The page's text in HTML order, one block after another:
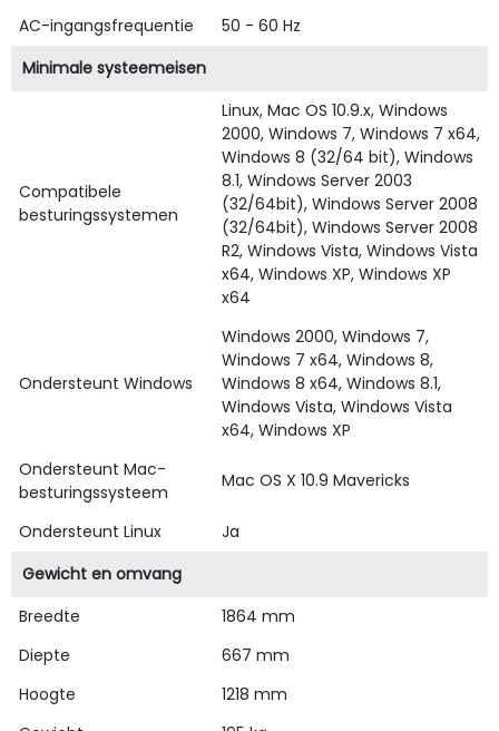
AC-ingangsfrequentie
50 - 60 Hz
Minimale systeemeisen
Compatibele
besturingssystemen
Linux, Mac OS 10.9.x, Windows
2000, Windows 7, Windows 7 x64,
Windows 8 (32/64 bit), Windows
8.1, Windows Server 2003
(32/64bit), Windows Server 2008
(32/64bit), Windows Server 2008
R2, Windows Vista, Windows Vista
x64, Windows XP, Windows XP
x64
Ondersteunt Windows
Windows 2000, Windows 7,
Windows 7 x64, Windows 8,
Windows 8 x64, Windows 8.1,
Windows Vista, Windows Vista
x64, Windows XP
Ondersteunt Mac-
besturingssysteem
Mac OS X 10.9 Mavericks
Ondersteunt Linux
Ja
Gewicht en omvang
Breedte
1864 mm
Diepte
667 mm
Hoogte
1218 mm